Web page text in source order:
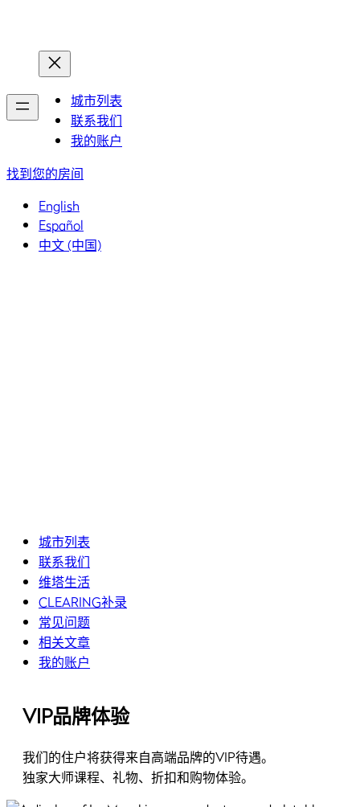
城市列表
联系我们
我的账户
找到您的房间
English
Español
中文 (中国)
城市列表
联系我们
维塔生活
CLEARING补录
常见问题
相关文章
我的账户
VIP品牌体验
我们的住户将获得来自高端品牌的VIP待遇。
独家大师课程、礼物、折扣和购物体验。